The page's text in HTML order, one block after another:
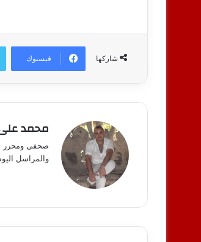
شاركها فيسبوك
محمد
صحفى ومحرر
والمراسل